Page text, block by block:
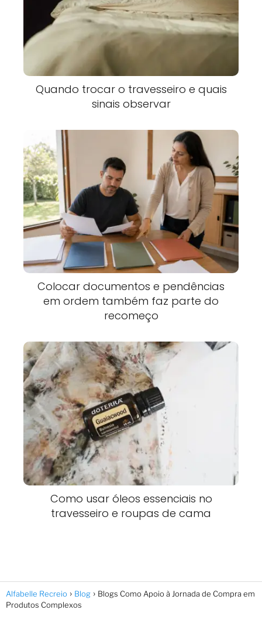
Quando trocar o travesseiro e quais
sinais observar
Colocar documentos e pendências
em ordem também faz parte do
recomeço
Como usar óleos essenciais no
travesseiro e roupas de cama
Alfabelle Recreio Blog
Blogs Como Apoio à Jornada de Compra em
Produtos Complexos